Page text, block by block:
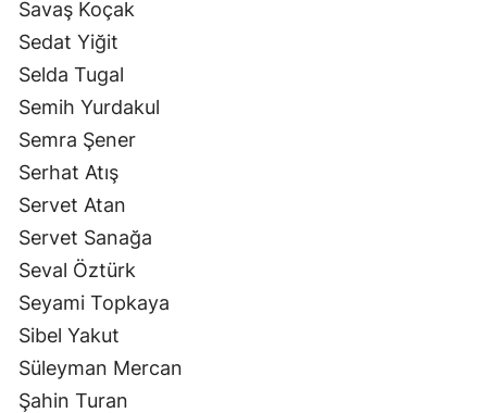
Savaş Koçak
Sedat Yiğit
Selda Tugal
Semih Yurdakul
Semra Şener
Serhat Atış
Servet Atan
Servet Sanağa
Seval Öztürk
Seyami Topkaya
Sibel Yakut
Süleyman Mercan
Şahin Turan